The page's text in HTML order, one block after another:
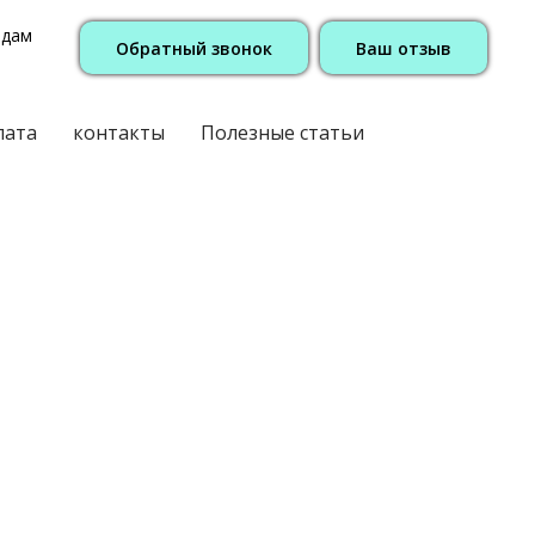
Обратный звонок Ваш отзыв
контакты Полезные статьи